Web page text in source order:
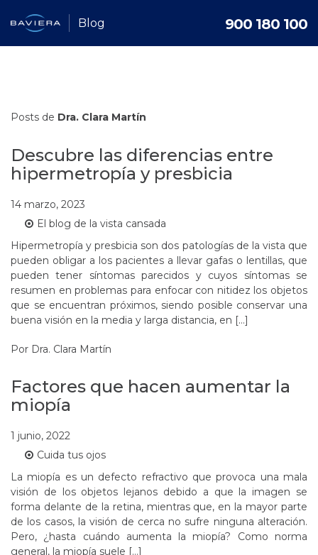
Blog 900 180 100
Posts de Dra. Clara Martín
Descubre las diferencias entre
hipermetropía y presbicia
14 marzo, 2023
El blog de la vista cansada
Hipermetropía y presbicia son dos patologías de la vista que
pueden obligar a los pacientes a llevar gafas o lentillas, que
pueden tener síntomas parecidos y cuyos síntomas se
resumen en problemas para enfocar con nitidez los objetos
que se encuentran próximos, siendo posible conservar una
buena visión en la media y larga distancia, en […]
Por Dra. Clara Martín
Factores que hacen aumentar la
miopía
1 junio, 2022
Cuida tus ojos
La miopía es un defecto refractivo que provoca una mala
visión de los objetos lejanos debido a que la imagen se
forma delante de la retina, mientras que, en la mayor parte
de los casos, la visión de cerca no sufre ninguna alteración.
Pero, ¿hasta cuándo aumenta la miopía? Como norma
general, la miopía suele […]